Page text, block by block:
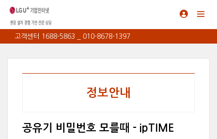
고객센터 1688-5863 _ 010-8678-1397
정보안내
공유기 비밀번호 모를때 - ipTIME